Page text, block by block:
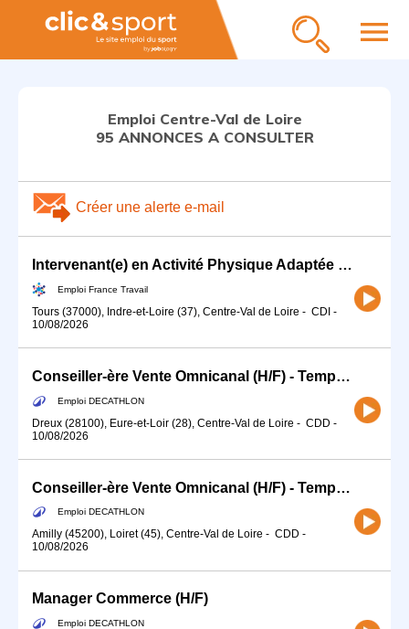
menu
Emploi Centre-Val de Loire
95 ANNONCES A CONSULTER
Créer une alerte e-mail
Intervenant(e) en Activité Physique Adaptée 37 H/F (H/F)
Emploi France Travail
Tours (37000), Indre-et-Loire (37), Centre-Val de Loire - CDI -
10/08/2026
Conseiller-ère Vente Omnicanal (H/F) - Temps partiel
Emploi DECATHLON
Dreux (28100), Eure-et-Loir (28), Centre-Val de Loire - CDD -
10/08/2026
Conseiller-ère Vente Omnicanal (H/F) - Temps partiel
Emploi DECATHLON
Amilly (45200), Loiret (45), Centre-Val de Loire - CDD -
10/08/2026
Manager Commerce (H/F)
Emploi DECATHLON